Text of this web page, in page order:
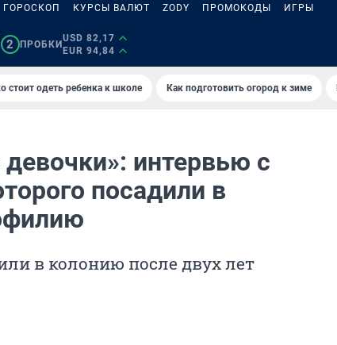
ГОРОСКОП КУРСЫ ВАЛЮТ ZODY ПРОМОКОДЫ ИГРЫ
2 ПРОБКИ
USD 82,17
EUR 94,84
стоит одеть ребенка к школе Как подготовить огород к зиме
интервью с
посадили в
в колонию после двух лет